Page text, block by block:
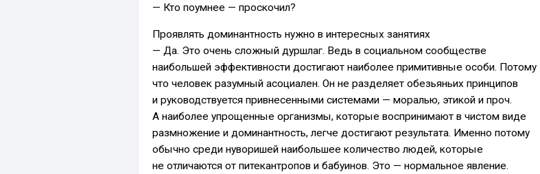
— Кто поумнее — проскочил?
Проявлять доминантность нужно в интересных занятиях
— Да. Это очень сложный дуршлаг. Ведь в социальном сообществе
наибольшей эффективности достигают наиболее примитивные особи. Потому
что человек разум­ный асоциален. Он не разделяет обезьяньих принципов
и руководствуется привнесенными системами — моралью, этикой и проч.
А наиболее упрощенные организмы, которые воспринимают в чистом виде
размножение и доминантность, легче достигают результата. Именно потому
обычно среди нуворишей наибольшее количество людей, которые
не отличаются от питекантропов и бабуинов. Это — нормальное явление.